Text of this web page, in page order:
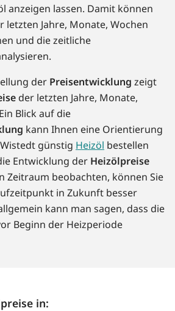
anzeigen lassen. Damit können
letzten Jahre, Monate, Wochen
und die zeitliche
der Preisentwicklung zeigt
der letzten Jahre, Monate,
Blick auf die
kann Ihnen eine Orientierung
günstig Heizöl bestellen
Entwicklung der Heizölpreise
Zeitraum beobachten, können Sie
in Zukunft besser
kann man sagen, dass die
Beginn der Heizperiode
in: